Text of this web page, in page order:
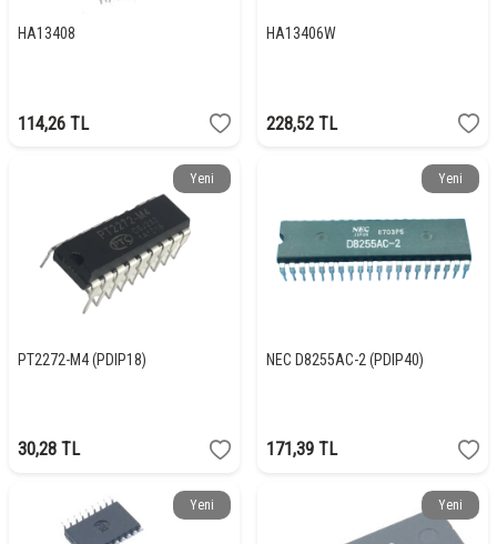
HA13408
114,26 TL
HA13406W
228,52 TL
Yeni
PT2272-M4 (PDIP18)
30,28 TL
Yeni
NEC D8255AC-2 (PDIP40)
171,39 TL
Yeni Yeni